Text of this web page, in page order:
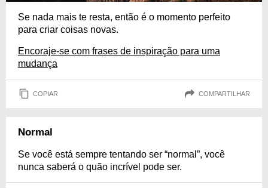
Se nada mais te resta, então é o momento perfeito
para criar coisas novas.
Encoraje-se com frases de inspiração para uma
mudança
COPIAR COMPARTILHAR
Normal
Se você está sempre tentando ser “normal”, você
nunca saberá o quão incrível pode ser.